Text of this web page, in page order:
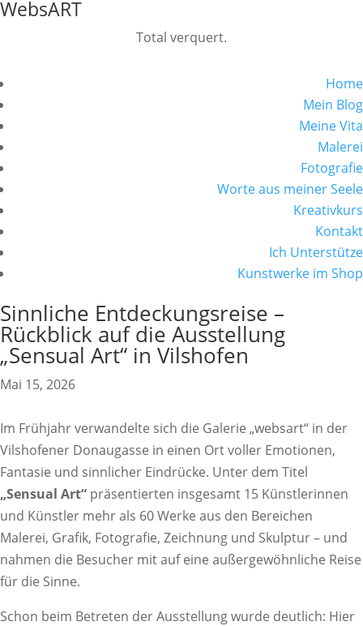
WebsART
Total verquert.
Home
Mein Blog
Meine Vita
Malerei
Fotografie
Worte aus meiner Seele
Kreativkurs
Kontakt
Ich Unterstütze
Kunstwerke im Shop
Sinnliche Entdeckungsreise –
Rückblick auf die Ausstellung
„Sensual Art“ in Vilshofen
Mai 15, 2026
Im Frühjahr verwandelte sich die Galerie „websart“ in der
Vilshofener Donaugasse in einen Ort voller Emotionen,
Fantasie und sinnlicher Eindrücke. Unter dem Titel
„Sensual Art“ präsentierten insgesamt 15 Künstlerinnen
und Künstler mehr als 60 Werke aus den Bereichen
Malerei, Grafik, Fotografie, Zeichnung und Skulptur – und
nahmen die Besucher mit auf eine außergewöhnliche Reise
für die Sinne.
Schon beim Betreten der Ausstellung wurde deutlich: Hier